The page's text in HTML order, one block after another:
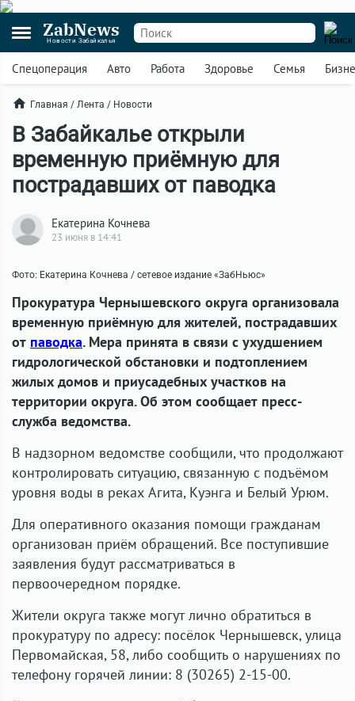
ZabNews
Новости Забайкалья
Спецоперация Авто Работа Здоровье Семья
Главная / Лента / Новости
В Забайкалье открыли
временную приёмную для
пострадавших от паводка
Екатерина Кочнева
23 июня в 14:41
Фото: Екатерина Кочнева / сетевое издание «ЗабНьюс»
Прокуратура Чернышевского округа организовала
временную приёмную для жителей, пострадавших
от паводка. Мера принята в связи с ухудшением
гидрологической обстановки и подтоплением
жилых домов и приусадебных участков на
территории округа. Об этом сообщает пресс-
служба ведомства.
В надзорном ведомстве сообщили, что продолжают
контролировать ситуацию, связанную с подъёмом
уровня воды в реках Агита, Куэнга и Белый Урюм.
Для оперативного оказания помощи гражданам
организован приём обращений. Все поступившие
заявления будут рассматриваться в
первоочередном порядке.
Жители округа также могут лично обратиться в
прокуратуру по адресу: посёлок Чернышевск, улица
Первомайская, 58, либо сообщить о нарушениях по
телефону горячей линии: 8 (30265) 2-15-00.